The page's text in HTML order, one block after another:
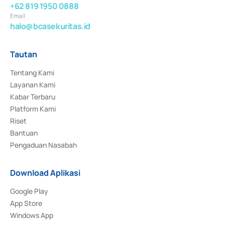
+62 819 1950 0888
Email
halo@bcasekuritas.id
Tautan
Tentang Kami
Layanan Kami
Kabar Terbaru
Platform Kami
Riset
Bantuan
Pengaduan Nasabah
Download Aplikasi
Google Play
App Store
Windows App